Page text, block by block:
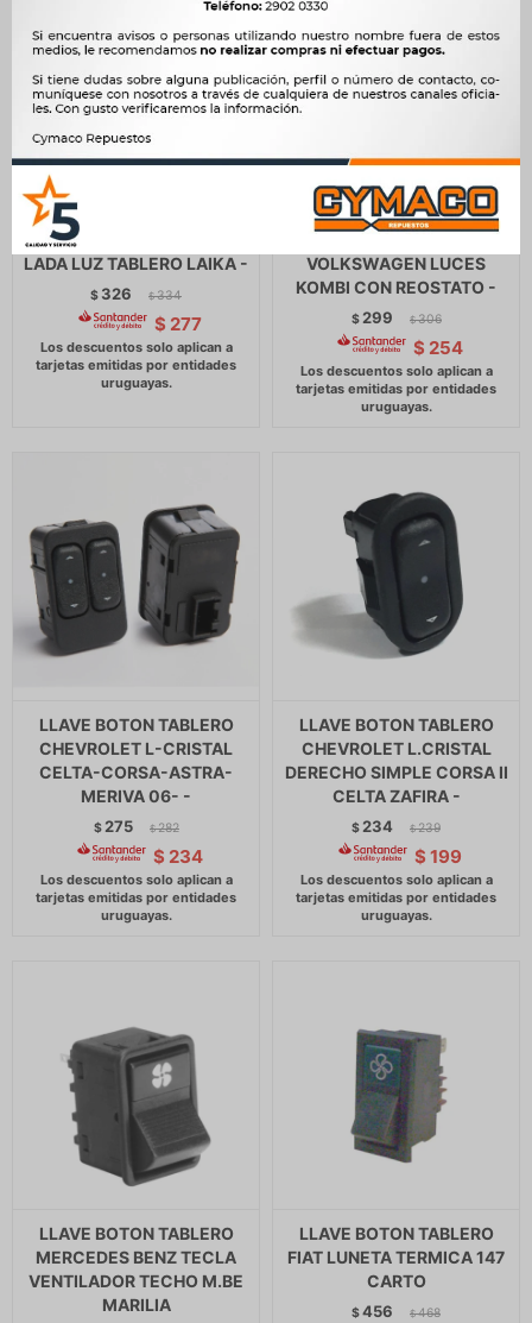
LLAVE BOTON TABLERO
LADA LUZ TABLERO LAIKA -
$ 326 $ 334
$ 277
VOLKSWAGEN LUCES
KOMBI CON REOSTATO -
$ 299 $ 306
$ 254
LLAVE BOTON TABLERO
CHEVROLET L-CRISTAL
CELTA-CORSA-ASTRA-
MERIVA 06- -
$ 275 $ 282
$ 234
LLAVE BOTON TABLERO
CHEVROLET L.CRISTAL
DERECHO SIMPLE CORSA II
CELTA ZAFIRA -
$ 234 $ 239
$ 199
LLAVE BOTON TABLERO
MERCEDES BENZ TECLA
VENTILADOR TECHO M.BE
MARILIA
LLAVE BOTON TABLERO
FIAT LUNETA TERMICA 147
CARTO
$456 $ 468